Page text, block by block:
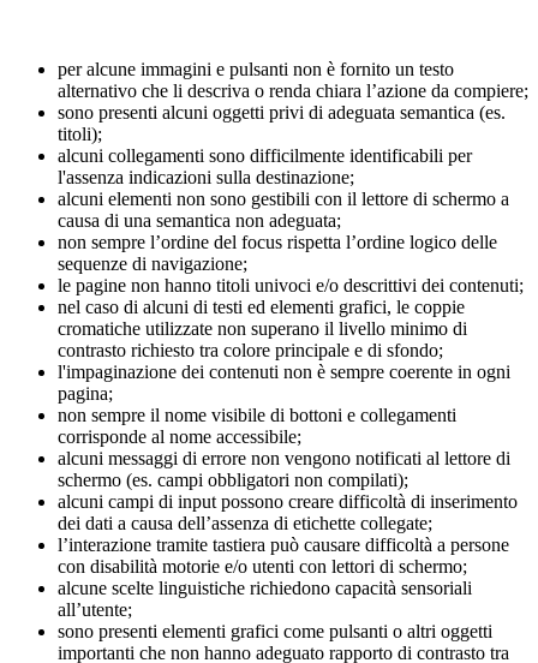
per alcune immagini e pulsanti non è fornito un testo
alternativo che li descriva o renda chiara l’azione da compiere;
sono presenti alcuni oggetti privi di adeguata semantica (es.
titoli);
alcuni collegamenti sono difficilmente identificabili per
l'assenza indicazioni sulla destinazione;
alcuni elementi non sono gestibili con il lettore di schermo a
causa di una semantica non adeguata;
non sempre l’ordine del focus rispetta l’ordine logico delle
sequenze di navigazione;
le pagine non hanno titoli univoci e/o descrittivi dei contenuti;
nel caso di alcuni di testi ed elementi grafici, le coppie
cromatiche utilizzate non superano il livello minimo di
contrasto richiesto tra colore principale e di sfondo;
l'impaginazione dei contenuti non è sempre coerente in ogni
pagina;
non sempre il nome visibile di bottoni e collegamenti
corrisponde al nome accessibile;
alcuni messaggi di errore non vengono notificati al lettore di
schermo (es. campi obbligatori non compilati);
alcuni campi di input possono creare difficoltà di inserimento
dei dati a causa dell’assenza di etichette collegate;
l’interazione tramite tastiera può causare difficoltà a persone
con disabilità motorie e/o utenti con lettori di schermo;
alcune scelte linguistiche richiedono capacità sensoriali
all’utente;
sono presenti elementi grafici come pulsanti o altri oggetti
importanti che non hanno adeguato rapporto di contrasto tra